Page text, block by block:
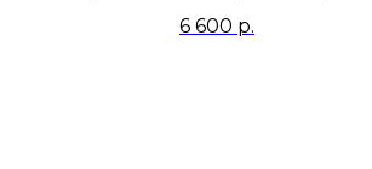
6 600 р.